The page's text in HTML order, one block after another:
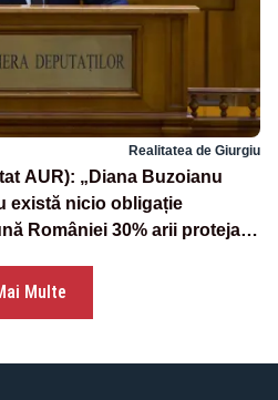
Realitatea de Giurgiu
AUR): „Diana Buzoianu
există nicio obligație
României 30% arii protejate
Multe